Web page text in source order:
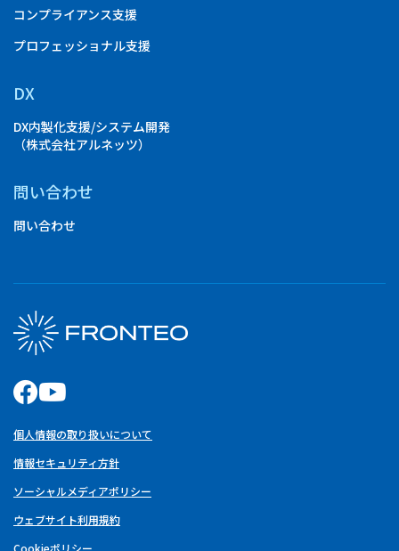
コンプライアンス支援
プロフェッショナル支援
DX
DX内製化支援/システム開発
（株式会社アルネッツ）
問い合わせ
問い合わせ
個人情報の取り扱いについて
情報セキュリティ方針
ソーシャルメディアポリシー
ウェブサイト利用規約